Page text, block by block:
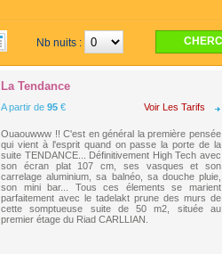
Nb nuits :
La Tendance
A partir de 95 € Voir Les Tarifs
Ouaouwww !! C'est en général la première pensée
qui vient à l'esprit quand on passe la porte de la
suite TENDANCE... Définitivement High Tech avec
son écran plat 107 cm, ses vasques et son
carrelage aluminium, sa balnéo, sa douche pluie,
son mini bar... Tous ces élements se marient
parfaitement avec le tadelakt prune des murs de
cette somptueuse suite de 50 m2, située au
premier étage du Riad CARLLIAN.